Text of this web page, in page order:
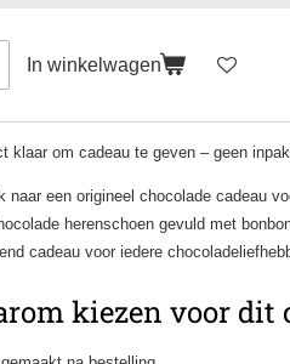
In winkelwagen
klaar om cadeau te geven – geen
naar een origineel chocolade cadeau
herenschoen gevuld met
cadeau voor iedere
kiezen voor dit